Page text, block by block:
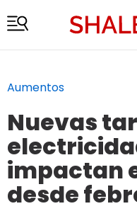
Aumentos
Nuevas
impactan
desde